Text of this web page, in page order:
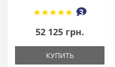
3
52 125 грн.
КУПИТЬ